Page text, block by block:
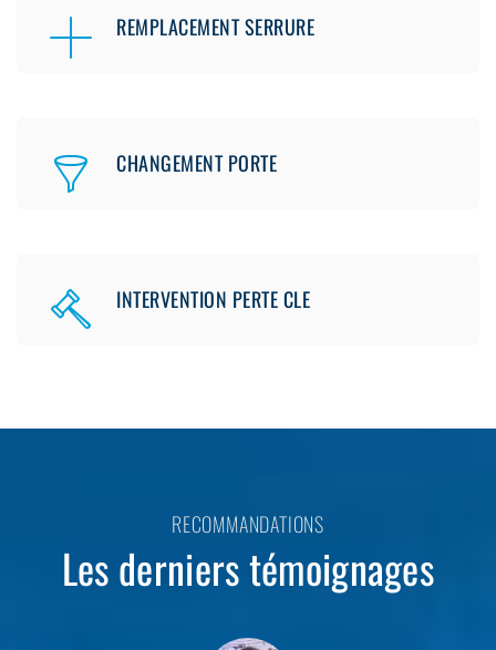
REMPLACEMENT SERRURE
CHANGEMENT PORTE
INTERVENTION PERTE CLE
RECOMMANDATIONS
Les derniers témoignages